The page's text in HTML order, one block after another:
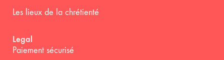
Les lieux de la chrétienté
Legal
Paiement sécurisé